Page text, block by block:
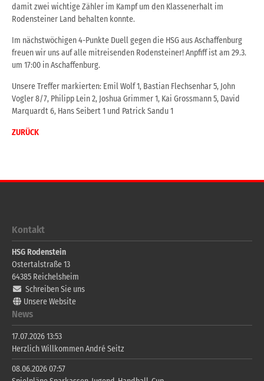
damit zwei wichtige Zähler im Kampf um den Klassenerhalt im
Rodensteiner Land behalten konnte.
Im nächstwöchigen 4-Punkte Duell gegen die HSG aus Aschaffenburg
freuen wir uns auf alle mitreisenden Rodensteiner! Anpfiff ist am 29.3.
um 17:00 in Aschaffenburg.
Unsere Treffer markierten: Emil Wolf 1, Bastian Flechsenhar 5, John
Vogler 8/7, Philipp Lein 2, Joshua Grimmer 1, Kai Grossmann 5, David
Marquardt 6, Hans Seibert 1 und Patrick Sandu 1
ZURÜCK
Kontakt
HSG Rodenstein
Ostertalstraße 13
64385 Reichelsheim
Schreiben Sie uns
Unsere Website
News
17.07.2026 13:53
Herzlich Willkommen André Seitz
08.06.2026 07:57